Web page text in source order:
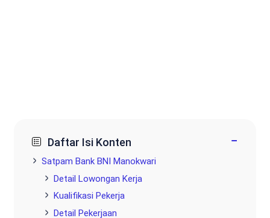
Daftar Isi Konten −
Satpam Bank BNI Manokwari
Detail Lowongan Kerja
Kualifikasi Pekerja
Detail Pekerjaan